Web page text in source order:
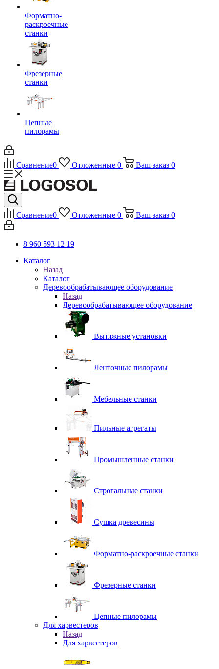
Форматно-
раскроечные
станки
Фрезерные
станки
Цепные
пилорамы
Сравнение0 Отложенные 0 Ваш заказ 0
Сравнение0 Отложенные 0 Ваш заказ 0
8 960 593 12 19
Каталог
Назад
Каталог
Деревообрабатывающее оборудование
Назад
Деревообрабатывающее оборудование
Вытяжные установки
Ленточные пилорамы
Мебельные станки
Пильные агрегаты
Промышленные станки
Строгальные станки
Сушка древесины
Форматно-раскроечные станки
Фрезерные станки
Цепные пилорамы
Для харвестеров
Назад
Для харвестеров